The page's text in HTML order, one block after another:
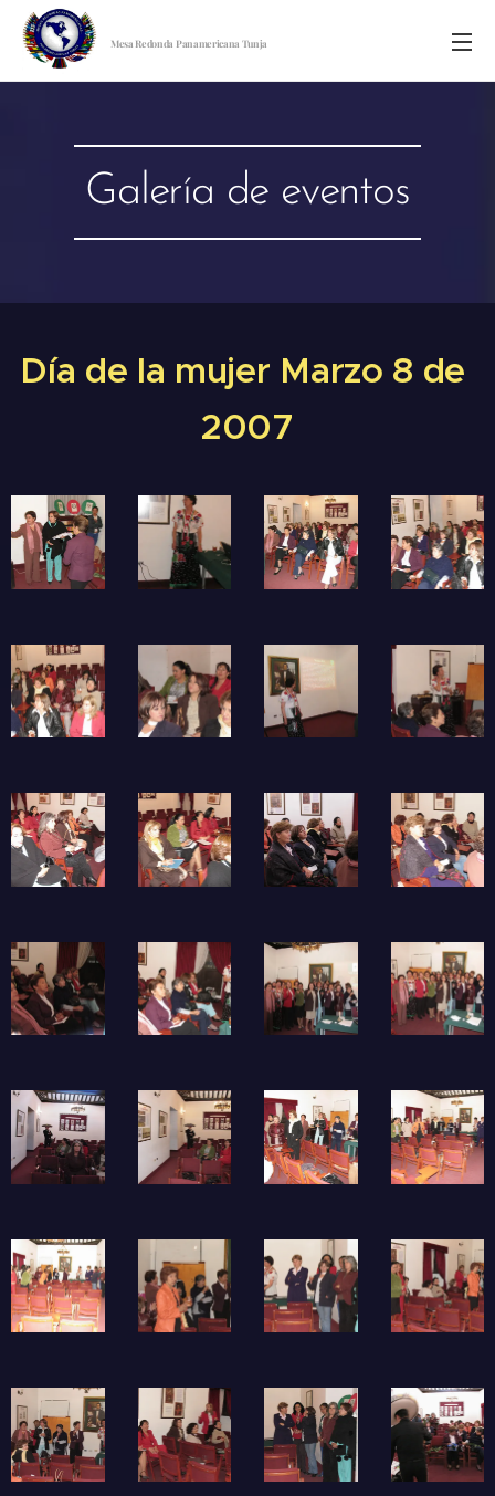
Mesa Redonda Panamericana Tunja
Galería de eventos
Día de la mujer Marzo 8 de
2007